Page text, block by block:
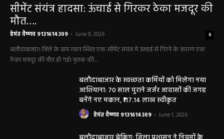
सीमेंट संयंत्र हादसा: ऊंचाई से गिरकर ठेका मजदूर की
मौत….
हेमंत वैष्णव 9131614309 - June 9, 2026 0
बलौदाबाजार। जिले के ग्राम रवान स्थित एक सीमेंट संयंत्र में ऊंचाई से गिरने के कारण एक
ठेका मजदूर की मौत हो गई। मृतक की...
बलौदाबाजार के स्वच्छता कर्मियों को मिलेगा नया
आशियाना: 70 साल पुराने जर्जर आवासों की जगह
बनेंगे नए मकान, ₹117.14 लाख स्वीकृत
हेमंत वैष्णव 9131614309 - June 1, 2026